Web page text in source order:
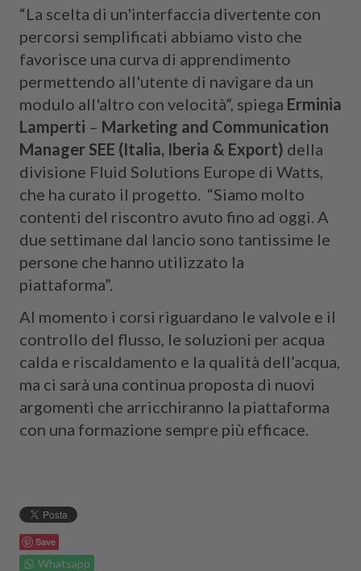
“La scelta di un'interfaccia divertente con
percorsi semplificati abbiamo visto che
favorisce una curva di apprendimento
permettendo all'utente di navigare da un
modulo all'altro con velocità”, spiega Erminia
Lamperti – Marketing and Communication
Manager SEE (Italia, Iberia & Export) della
divisione Fluid Solutions Europe di Watts,
che ha curato il progetto. “Siamo molto
contenti del riscontro avuto fino ad oggi. A
due settimane dal lancio sono tantissime le
persone che hanno utilizzato la
piattaforma”.
Al momento i corsi riguardano le valvole e il
controllo del flusso, le soluzioni per acqua
calda e riscaldamento e la qualità dell’acqua,
ma ci sarà una continua proposta di nuovi
argomenti che arricchiranno la piattaforma
con una formazione sempre più efficace.
Save
Whatsapp